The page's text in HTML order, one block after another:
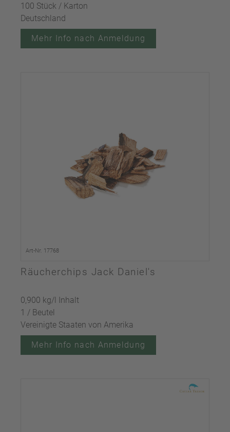
100 Stück / Karton
Deutschland
Mehr Info nach Anmeldung
Art-Nr. 17768
Räucherchips Jack Daniel's
0,900 kg/l Inhalt
1 / Beutel
Vereinigte Staaten von Amerika
Mehr Info nach Anmeldung